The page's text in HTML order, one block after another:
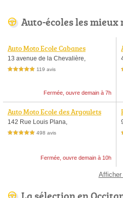
Auto-écoles les mieux
Auto Moto Ecole Cabanes
13 avenue de la Chevalière,
5,0 étoiles sur 5 119 avis
Fermée, ouvre demain à 7h
Auto Moto Ecole des Argoulets
142 Rue Louis Plana,
5,0 étoiles sur 5 498 avis
Fermée, ouvre demain à 10h
Afficher